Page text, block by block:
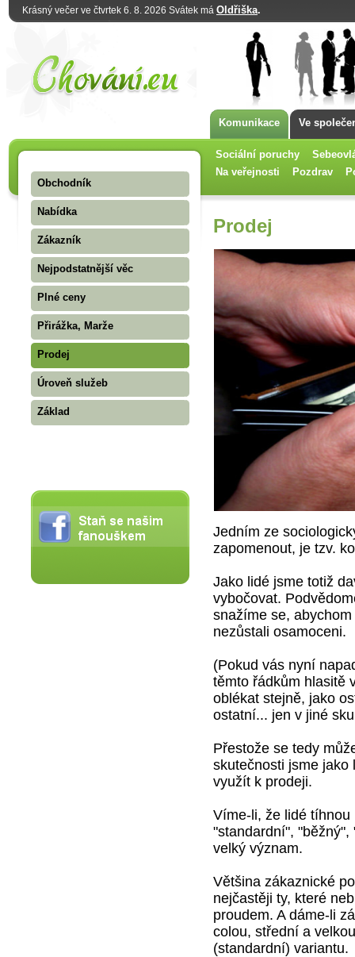
Krásný večer ve čtvrtek 6. 8. 2026 Svátek má Oldřiška.
Komunikace Ve
Sociální poruchy
Na veřejnosti
Pozdrav
Obchodník
Nabídka
Zákazník
Nejpodstatnější věc
Plné ceny
Přirážka, Marže
Prodej
Úroveň služeb
Základ
Prodej
Jedním ze
zapomenout, je tzv.
Jako lidé jsme totiž
vybočovat.
snažíme se,
nezůstali osamoceni.
(Pokud vás nyní
těmto řádkům hlasitě
oblékat stejně, jako
ostatní... jen v jiné
Přestože se tedy
skutečnosti jsme jako
využít k prodeji.
Víme-li, že lidé
"standardní",
velký význam.
Většina zákaznické
nejčastěji ty, které
proudem. A dáme-li
colou, střední a
(standardní) variantu.